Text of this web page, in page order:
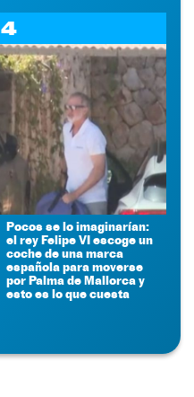
4
Pocos se lo imaginarían:
el rey Felipe VI escoge un
coche de una marca
española para moverse
por Palma de Mallorca y
esto es lo que cuesta